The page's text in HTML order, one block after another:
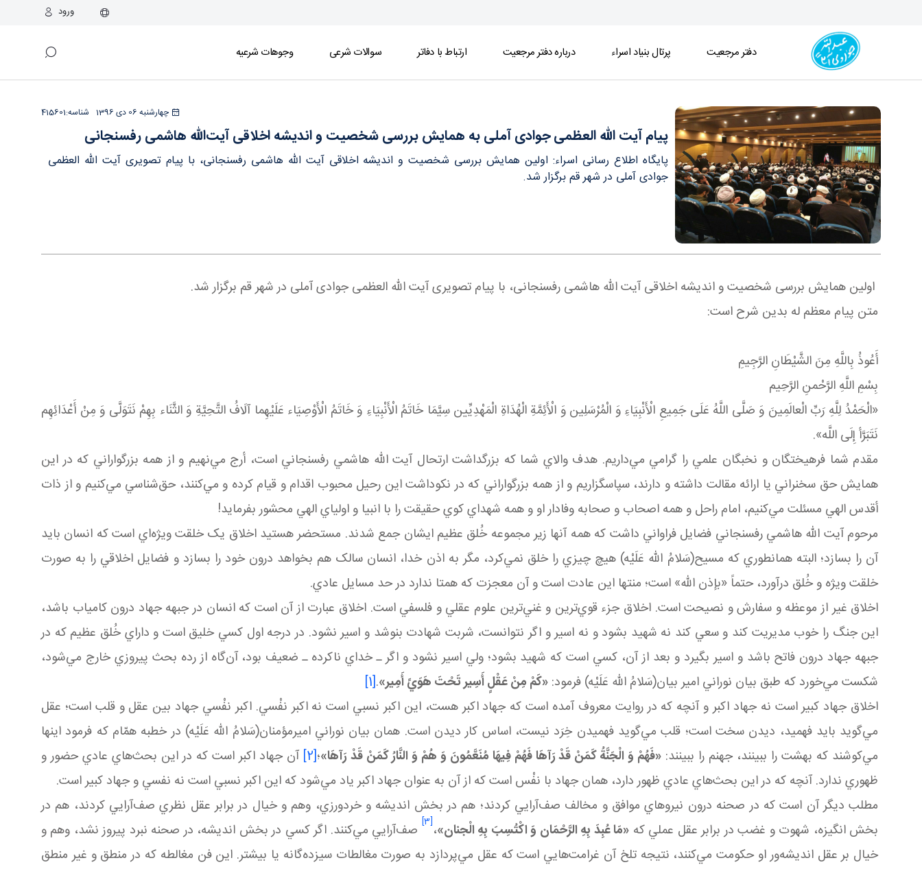
ورود
دفتر مرجعیت پرتال بنیاد اسراء درباره دفتر مرجعیت ارتباط با دفاتر سوالات شرعی وجوهات شرعیه
چهارشنبه 06 دی 1396 415601شناسه:
پیام آیت الله العظمی جوادی آملی به همایش بررسی شخصیت و اندیشه اخلاقی آیت‌الله هاشمی رفسنجانی
پایگاه اطلاع رسانی اسراء: اولین همایش بررسی شخصیت و اندیشه اخلاقی آیت الله هاشمی رفسنجانی، با پیام تصویری آیت الله العظمی
جوادی آملی در شهر قم برگزار شد.
اولین همایش بررسی شخصیت و اندیشه اخلاقی آیت الله هاشمی رفسنجانی، با پیام تصویری آیت الله العظمی جوادی آملی در شهر قم برگزار شد.
متن پیام معظم له بدین شرح است:
أَعُوذُ بِاللَّهِ مِنَ الشَّيْطَانِ الرَّجِيمِ
بِسْمِ اللَّهِ الرَّحْمنِ الرَّحِيم‏
«الْحَمْدُ لِلَّهِ رَبِّ الْعالَمِينَ‏ وَ صَلَّی اللَّهُ عَلَی ‏جَمِيعِ الْأَنْبِيَاءِ وَ الْمُرْسَلِين ‏وَ الْأَئِمَّةِ الْهُدَاةِ الْمَهْدِيِّين سِيَّمَا خَاتَمُ الْأَنْبِيَاءِ وَ خَاتَمُ الْأَوْصِيَاء عَلَيْهِما آلَافُ التَّحِيَّةِ وَ الثَّنَاء بِهِمْ نَتَوَلَّی ‏وَ مِنْ أَعْدَائِهِم‏
نَتَبَرَّأ إِلَی اللَّه».
مقدم شما فرهيختگان و نخبگان علمي را گرامي مي‌داريم. هدف والاي شما که بزرگداشت ارتحال آيت الله هاشمي رفسنجاني است، أرج مي‌نهيم و از همه بزرگواراني که در اين
همايش حق سخنراني يا ارائه مقالت داشته و دارند، سپاسگزاريم و از همه بزرگواراني که در نکوداشت اين رحيل محبوب اقدام و قيام کرده و مي‌کنند، حق‌شناسي مي‌کنيم و از ذات
أقدس الهي مسئلت مي‌کنيم، امام راحل و همه اصحاب و صحابه وفادار او و همه شهداي کوي حقيقت را با انبيا و اولياي الهي محشور بفرمايد!
مرحوم آيت الله هاشمي رفسنجاني فضايل فراواني داشت که همه آنها زير مجموعه خُلق عظيم ايشان جمع شدند. مستحضر هستيد اخلاق يک خلقت ويژه‌اي است که انسان بايد
آن را بسازد؛ البته همان طوري که مسيح(سَلامُ الله عَلَيْه) هيچ چيزي را خلق نمي‌کرد، مگر به اذن خدا، انسان سالک هم بخواهد درون خود را بسازد و فضايل اخلاقي را به صورت
خلقت ويژه و خُلق درآورد، حتماً «بإذن الله» است؛ منتها اين عادت است و آن معجزت که همتا ندارد در حد مسايل عادي.
اخلاق غير از موعظه و سفارش و نصيحت است. اخلاق جزء قوي‌ترين و غني‌ترين علوم عقلي و فلسفي است. اخلاق عبارت از آن است که انسان در جبهه جهاد درون کامياب باشد،
اين جنگ را خوب مديريت کند و سعي کند نه شهيد بشود و نه اسير و اگر نتوانست، شربت شهادت بنوشد و اسير نشود. در درجه اول کسي خليق است و داراي خُلق عظيم که در
جبهه جهاد درون فاتح باشد و اسير بگيرد و بعد از آن، کسي است که شهيد بشود؛ ولي اسير نشود و اگر ـ خداي ناکرده ـ ضعيف بود، آن‌گاه از رده بحث پيروزي خارج مي‌شود،
شکست مي‌خورد که طبق بيان نوراني امير بيان(سَلامُ الله عَلَيْه) فرمود: «کَمْ مِنْ عَقْلٍ أَسِير تَحْتَ هَوَيً أَمِير».
[1]
اخلاق جهاد کبير است نه جهاد اکبر و آنچه که در روايت معروف آمده است که جهاد اکبر هست، اين اکبر نسبي است نه اکبر نفْسي. اکبر نفْسي جهاد بين عقل و قلب است؛ عقل
مي‌گويد بايد فهميد، ديدن سخت است؛ قلب مي‌گويد فهميدن خِرَد نيست، اساس کار ديدن است. همان بيان نوراني اميرمؤمنان(سَلامُ الله عَلَيْه) در خطبه همّام که فرمود اينها
مي‌کوشند که بهشت را ببينند، جهنم را ببينند: «فَهُمْ‏ وَ الْجَنَّةُ كَمَنْ قَدْ رَآهَا فَهُمْ فِيهَا مُنَعَّمُونَ وَ هُمْ وَ النَّارُ كَمَنْ قَدْ رَآهَا»؛[2] آن جهاد اکبر است که در اين بحث‌هاي عادي حضور و
ظهوري ندارد. آنچه که در اين بحث‌هاي عادي ظهور دارد، همان جهاد با نفْس است که از آن به عنوان جهاد اکبر ياد مي‌شود که اين اکبر نسبي است نه نفسي و جهاد کبير است.
مطلب ديگر آن است که در صحنه درون نيروهاي موافق و مخالف صف‌آرايي کردند؛ هم در بخش انديشه و خردورزي، وهم و خيال در برابر عقل نظري صف‌آرايي کردند، هم در
بخش انگيزه، شهوت و غضب در برابر عقل عملي که «مَا عُبِدَ بِهِ الرَّحْمَان وَ اکْتُسِبَ بِهِ الْجنان»،[3] صف‌آرايي مي‌کنند. اگر کسي در بخش انديشه، در صحنه نبرد پيروز نشد، وهم و
خيال بر عقل انديشه‌ور او حکومت مي‌کنند، نتيجه تلخ آن غرامت‌هايي است که عقل مي‌پردازد به صورت مغالطات سيزده‌گانه يا بيشتر. اين فن مغالطه که در منطق و غير منطق